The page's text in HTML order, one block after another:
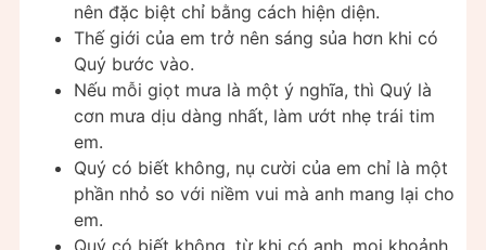
nên đặc biệt chỉ bằng cách hiện diện.
Thế giới của em trở nên sáng sủa hơn khi có
Quý bước vào.
Nếu mỗi giọt mưa là một ý nghĩa, thì Quý là
cơn mưa dịu dàng nhất, làm ướt nhẹ trái tim
em.
Quý có biết không, nụ cười của em chỉ là một
phần nhỏ so với niềm vui mà anh mang lại cho
em.